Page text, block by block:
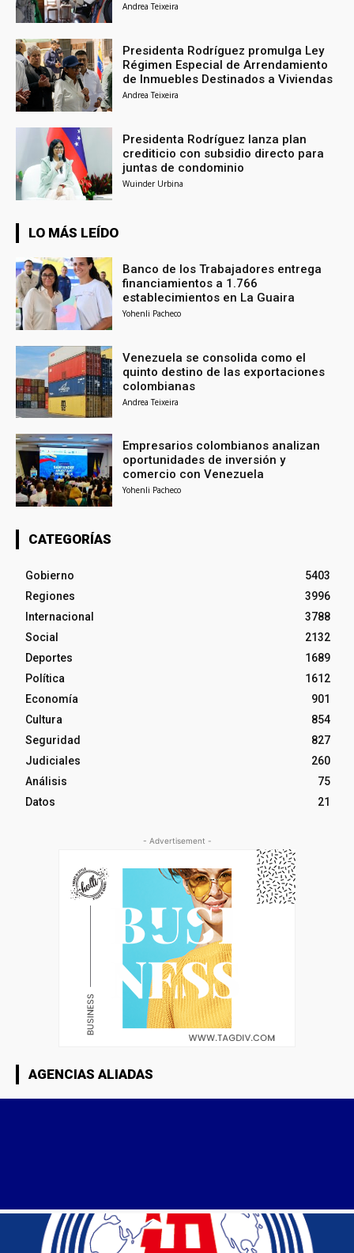
Andrea Teixeira
Presidenta Rodríguez promulga Ley
Régimen Especial de Arrendamiento
de Inmuebles Destinados a Viviendas
Andrea Teixeira
Presidenta Rodríguez lanza plan
crediticio con subsidio directo para
juntas de condominio
Wuinder Urbina
LO MÁS LEÍDO
Banco de los Trabajadores entrega
financiamientos a 1.766
establecimientos en La Guaira
Yohenli Pacheco
Venezuela se consolida como el
quinto destino de las exportaciones
colombianas
Andrea Teixeira
Empresarios colombianos analizan
oportunidades de inversión y
comercio con Venezuela
Yohenli Pacheco
CATEGORÍAS
Gobierno
5403
Regiones
3996
Internacional
3788
Social
2132
Deportes
1689
Política
1612
Economía
901
Cultura
854
Seguridad
827
Judiciales
260
Análisis
75
Datos
21
- Advertisement -
AGENCIAS ALIADAS